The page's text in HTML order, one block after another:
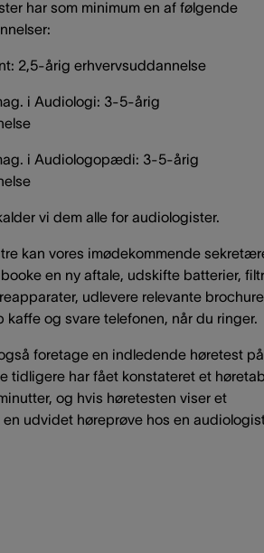
har som minimum en af følgende
2,5-årig erhvervsuddannelse
i Audiologi: 3-5-årig
i Audiologopædi: 3-5-årig
vi dem alle for audiologister.
kan vores imødekommende
en ny aftale, udskifte batterier,
udlevere relevante
kaffe og svare telefonen, når du ringer.
foretage en indledende høretest på
tidligere har fået konstateret et
og hvis høretesten viser et
udvidet høreprøve hos en